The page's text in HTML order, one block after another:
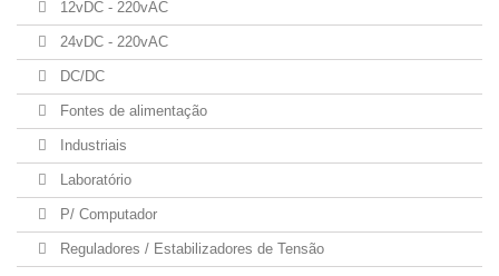
12vDC - 220vAC
24vDC - 220vAC
DC/DC
Fontes de alimentação
Industriais
Laboratório
P/ Computador
Reguladores / Estabilizadores de Tensão